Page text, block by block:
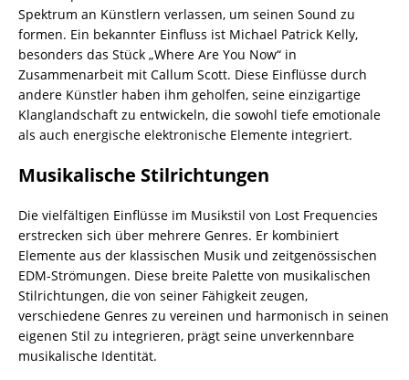
Spektrum an Künstlern verlassen, um seinen Sound zu
formen. Ein bekannter Einfluss ist Michael Patrick Kelly,
besonders das Stück „Where Are You Now“ in
Zusammenarbeit mit Callum Scott. Diese Einflüsse durch
andere Künstler haben ihm geholfen, seine einzigartige
Klanglandschaft zu entwickeln, die sowohl tiefe emotionale
als auch energische elektronische Elemente integriert.
Musikalische Stilrichtungen
Die vielfältigen Einflüsse im Musikstil von Lost Frequencies
erstrecken sich über mehrere Genres. Er kombiniert
Elemente aus der klassischen Musik und zeitgenössischen
EDM-Strömungen. Diese breite Palette von musikalischen
Stilrichtungen, die von seiner Fähigkeit zeugen,
verschiedene Genres zu vereinen und harmonisch in seinen
eigenen Stil zu integrieren, prägt seine unverkennbare
musikalische Identität.